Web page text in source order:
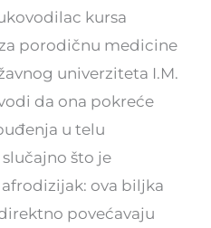
kursa
porodičnu medicine
univerziteta I.M.
da ona pokreće
u telu
što je
ova biljka
povećavaju